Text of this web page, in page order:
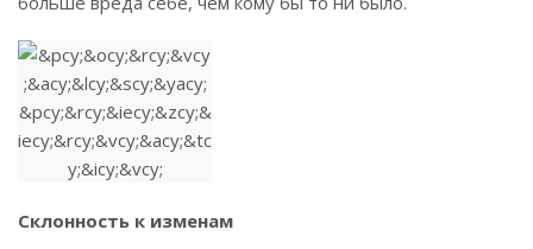
Склонность к изменам